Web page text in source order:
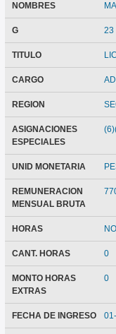
NOMBRES
G 23
TITULO
CARGO
REGION
ASIGNACIONES
ESPECIALES
UNID MONETARIA
REMUNERACION
MENSUAL BRUTA
HORAS NO
CANT. HORAS 0
MONTO HORAS
EXTRAS
0
FECHA DE INGRESO